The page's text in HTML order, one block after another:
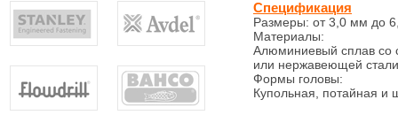
Спецификация
Размеры: от 3,0 мм до
Материалы:
Алюминиевый сплав со
или нержавеющей стали
Формы головы:
Купольная, потайная